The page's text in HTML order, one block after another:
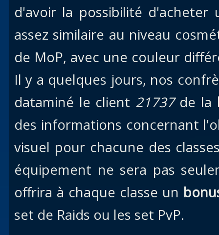
Uldum
Val
d'avoir la possibilité
assez similaire au niveau
de MoP, avec une couleur
Il y a quelques jours, nos
dataminé le client 21737de la
des informations concernant
visuel pour chacune des
équipement ne sera pas
offrira à chaque classe un
set de Raids ou les set PvP.